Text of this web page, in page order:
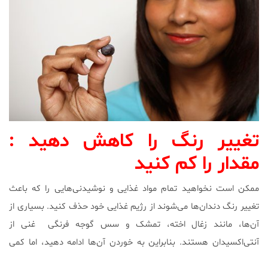
تغییر رنگ را کاهش دهید :
مقدار را کم کنید
ممکن است نخواهید تمام مواد غذایی و نوشیدنی‌هایی را که باعث
تغییر رنگ دندان‌ها می‌شوند از رژیم غذایی خود حذف کنید. بسیاری از
آن‌ها، مانند زغال اخته، تمشک و سس گوجه فرنگی غنی از
آنتی‌اکسیدان هستند. بنابراین به خوردن آن‌ها ادامه دهید، اما کمی